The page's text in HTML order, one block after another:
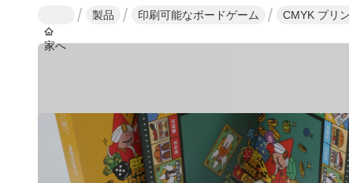
家へ
製品 印刷可能なボードゲーム CMYK プリ